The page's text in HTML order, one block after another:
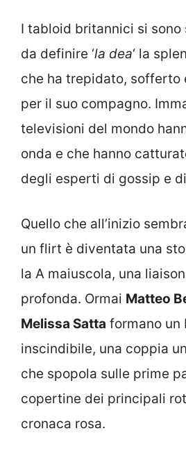
I tabloid britannici si
da definire ‘la dea‘ la
che ha trepidato, sofferto
per il suo compagno.
televisioni del mondo
onda e che hanno
degli esperti di gossip e
Quello che all’inizio
un flirt è diventata una
la A maiuscola, una
profonda. Ormai Matteo
Melissa Satta formano un
inscindibile, una coppia
che spopola sulle prime
copertine dei principali
cronaca rosa.